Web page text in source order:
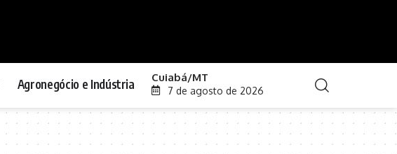
Agronegócio e Indústria Cuiabá/MT
7 de agosto de 2026